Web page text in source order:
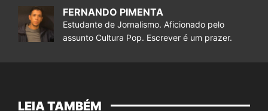
FERNANDO PIMENTA
Estudante de Jornalismo. Aficionado pelo
assunto Cultura Pop. Escrever é um prazer.
LEIA TAMBÉM